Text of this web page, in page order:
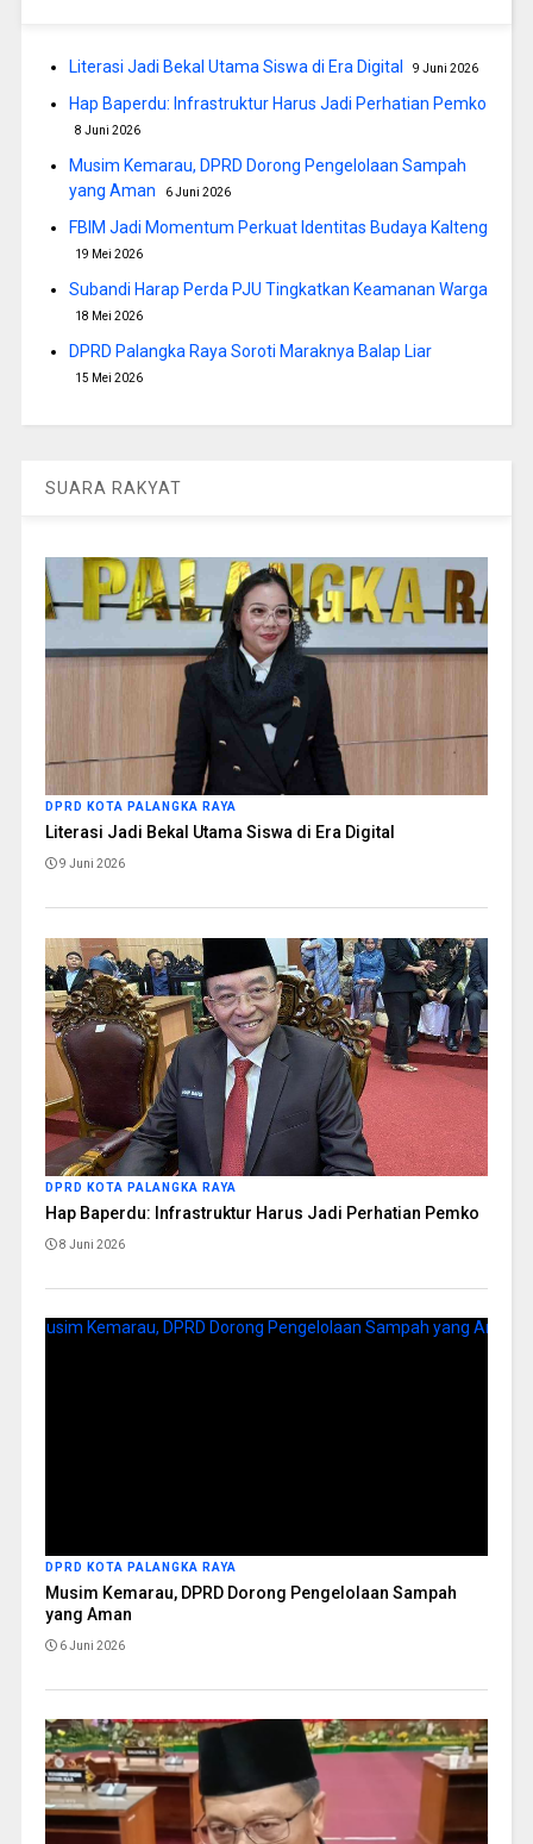
Literasi Jadi Bekal Utama Siswa di Era Digital 9 Juni 2026
Hap Baperdu: Infrastruktur Harus Jadi Perhatian Pemko
8 Juni 2026
Musim Kemarau, DPRD Dorong Pengelolaan Sampah
yang Aman
6 Juni 2026
FBIM Jadi Momentum Perkuat Identitas Budaya Kalteng
19 Mei 2026
Subandi Harap Perda PJU Tingkatkan Keamanan Warga
18 Mei 2026
DPRD Palangka Raya Soroti Maraknya Balap Liar
15 Mei 2026
SUARA RAKYAT
DPRD KOTA PALANGKA RAYA
Literasi Jadi Bekal Utama Siswa di Era Digital
9 Juni 2026
DPRD KOTA PALANGKA RAYA
Hap Baperdu: Infrastruktur Harus Jadi Perhatian Pemko
8 Juni 2026
DPRD KOTA PALANGKA RAYA
Musim Kemarau, DPRD Dorong Pengelolaan Sampah
yang Aman
6 Juni 2026